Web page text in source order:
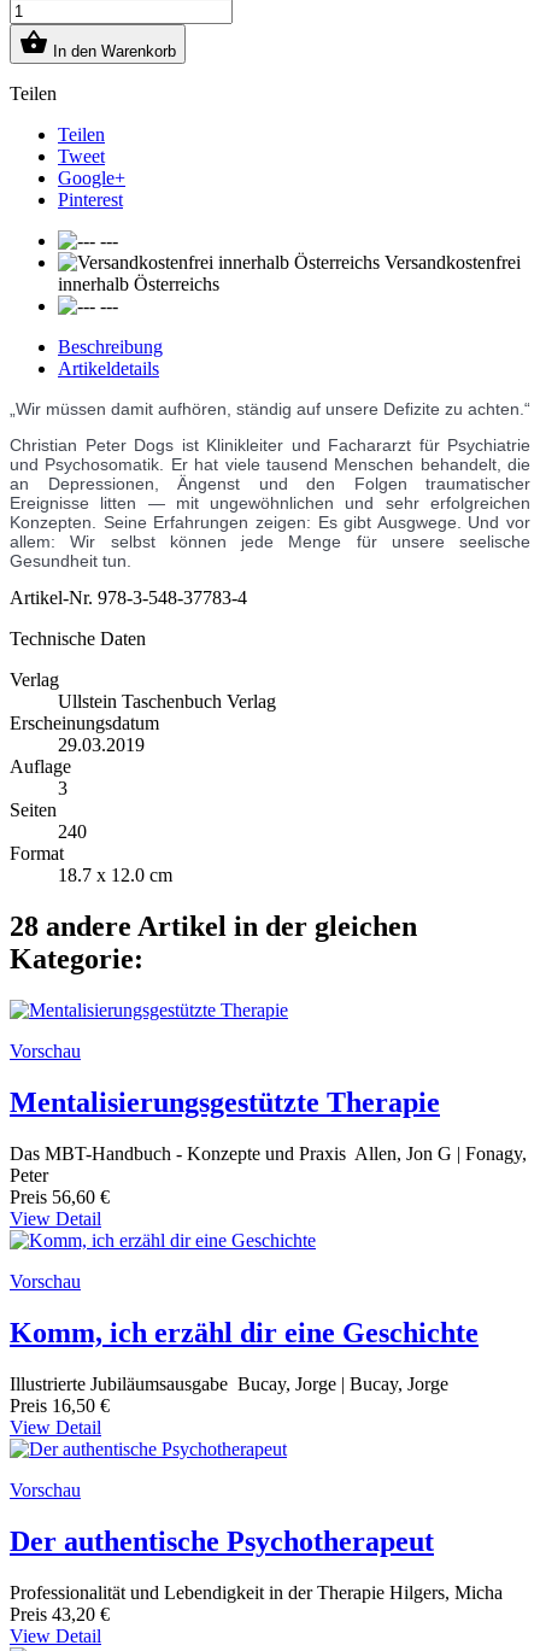
 In den Warenkorb
Teilen
Teilen
Tweet
Google+
Pinterest
---
Versandkostenfrei
innerhalb Österreichs
---
Beschreibung
Artikeldetails
„Wir müssen damit aufhören, ständig auf unsere Defizite zu achten.“
Christian Peter Dogs ist Klinikleiter und Fachararzt für Psychiatrie
und Psychosomatik. Er hat viele tausend Menschen behandelt, die
an Depressionen, Ängenst und den Folgen traumatischer
Ereignisse litten — mit ungewöhnlichen und sehr erfolgreichen
Konzepten. Seine Erfahrungen zeigen: Es gibt Ausgwege. Und vor
allem: Wir selbst können jede Menge für unsere seelische
Gesundheit tun.
Artikel-Nr. 978-3-548-37783-4
Technische Daten
Verlag
Ullstein Taschenbuch Verlag
Erscheinungsdatum
29.03.2019
Auflage
3
Seiten
240
Format
18.7 x 12.0 cm
28 andere Artikel in der gleichen
Kategorie:
Vorschau
Mentalisierungsgestützte Therapie
Das MBT-Handbuch - Konzepte und Praxis Allen, Jon G | Fonagy,
Peter
Preis 56,60 €
View Detail
Vorschau
Komm, ich erzähl dir eine Geschichte
Illustrierte Jubiläumsausgabe Bucay, Jorge | Bucay, Jorge
Preis 16,50 €
View Detail
Vorschau
Der authentische Psychotherapeut
Professionalität und Lebendigkeit in der Therapie Hilgers, Micha
Preis 43,20 €
View Detail